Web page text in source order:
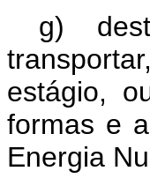
g)
estágio,
formas e
Energia